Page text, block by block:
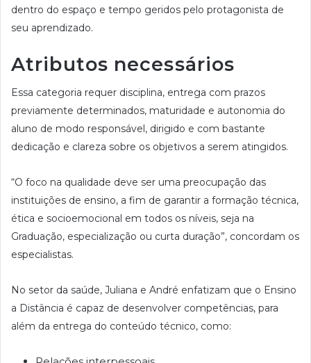
dentro do espaço e tempo geridos pelo protagonista de
seu aprendizado.
Atributos necessários
Essa categoria requer disciplina, entrega com prazos
previamente determinados, maturidade e autonomia do
aluno de modo responsável, dirigido e com bastante
dedicação e clareza sobre os objetivos a serem atingidos.
“O foco na qualidade deve ser uma preocupação das
instituições de ensino, a fim de garantir a formação técnica,
ética e socioemocional em todos os níveis, seja na
Graduação, especialização ou curta duração”, concordam os
especialistas.
No setor da saúde, Juliana e André enfatizam que o Ensino
a Distância é capaz de desenvolver competências, para
além da entrega do conteúdo técnico, como: